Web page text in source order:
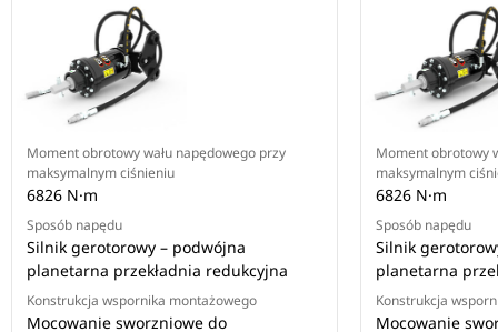
Moment obrotowy wału napędowego przy
maksymalnym ciśnieniu
6826 N·m
Sposób napędu
Silnik gerotorowy – podwójna
planetarna przekładnia redukcyjna
Konstrukcja wspornika montażowego
Mocowanie sworzniowe do
Moment obrotowy
maksymalnym
6826 N·m
Sposób napędu
Silnik
planetarna
Konstrukcja
Mocowanie